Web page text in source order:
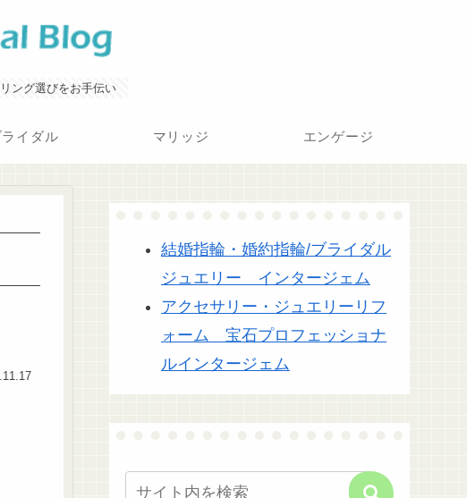
ング選びをお手伝い
ライダル マリッジ エンゲージ
結婚指輪・婚約指輪/ブライダル
ジュエリー インタージェム
アクセサリー・ジュエリーリフ
ォーム 宝石プロフェッショナ
ルインタージェム